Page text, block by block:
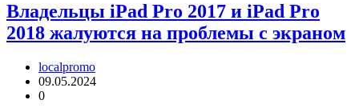
Владельцы iPad Pro 2017 и iPad Pro
2018 жалуются на проблемы с экраном
localpromo
09.05.2024
0